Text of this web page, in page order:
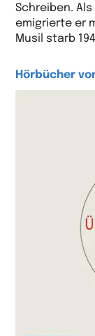
Schreiben.
emigrierte er
Musil starb
Hörbücher